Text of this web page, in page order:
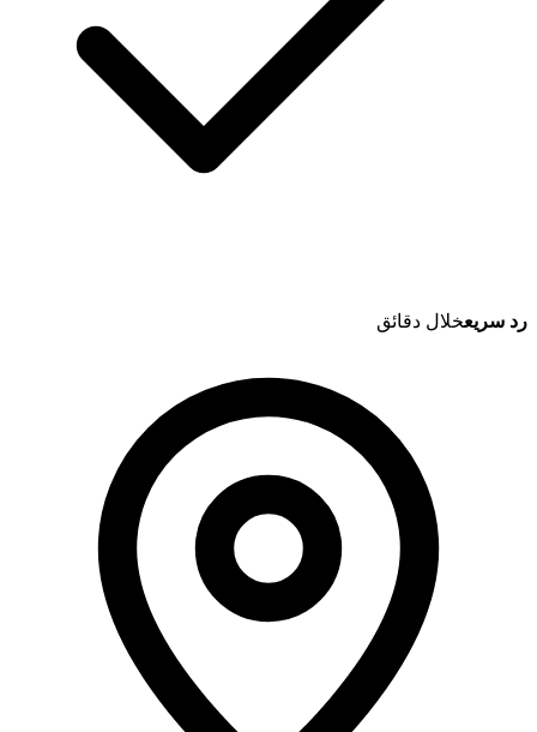
رد سريعخلال دقائق